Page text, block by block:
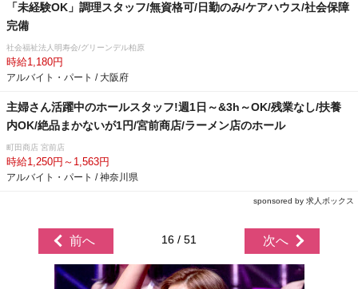
「未経験OK」調理スタッフ/無資格可/日勤のみ/ケアハウス/社会保障
完備
社会福祉法人明寿会/グリーンデル柏原
時給1,180円
アルバイト・パート / 大阪府
主婦さん活躍中のホールスタッフ!週1日～&3h～OK/残業なし/扶養
内OK/絶品まかないが1円/宮前商店/ラーメン店のホール
町田商店 宮前店
時給1,250円～1,563円
アルバイト・パート / 神奈川県
sponsored by 求人ボックス
前へ 16 / 51 次へ